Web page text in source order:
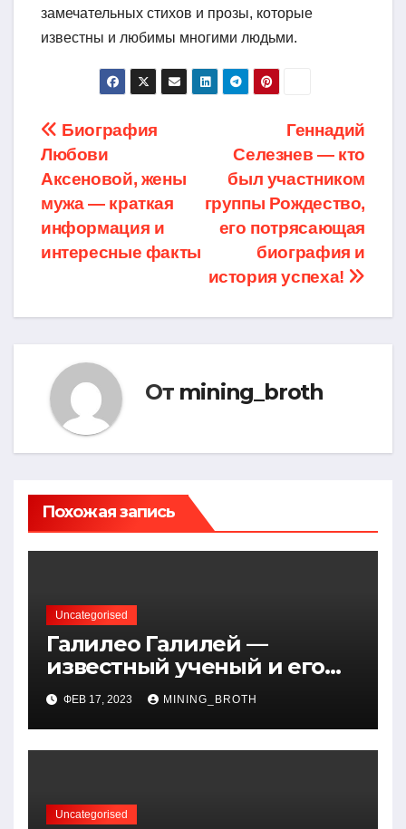
замечательных стихов и прозы, которые
известны и любимы многими людьми.
Навигация
по
записям
Геннадий
Селезнев — кто
был участником
группы Рождество,
его потрясающая
биография и
история успеха!
Биография
Любови
Аксеновой, жены
мужа — краткая
информация и
интересные факты
От mining_broth
Похожая запись
Uncategorised
Галилео Галилей —
известный ученый и его
открытия — краткая
биография, достижения и
вклад в науку
ФЕВ 17, 2023 MINING_BROTH
Uncategorised